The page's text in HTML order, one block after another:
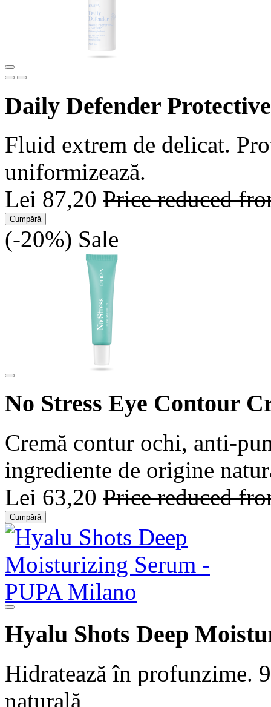
Daily Defender
Fluid extrem de delicat.
uniformizează.
Lei 87,20 Price reduced
Cumpără
(-20%) Sale
No Stress Eye Contour
Cremă contur ochi, anti-
ingrediente de origine
Lei 63,20 Price reduced
Cumpără
Hyalu Shots Deep
Hidratează în profunzime.
naturală